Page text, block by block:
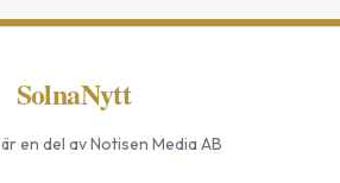
SolnaNytt
är en del av Notisen Media AB